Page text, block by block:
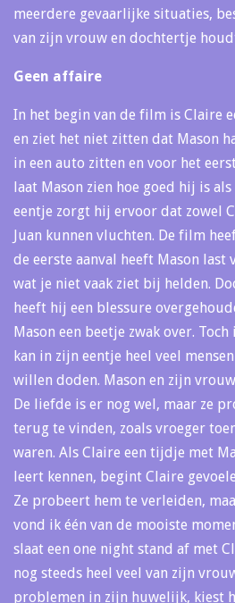
meerdere gevaarlijke situaties,
van zijn vrouw en dochtertje
Geen affaire
In het begin van de film is Claire
en ziet het niet zitten dat Mason
in een auto zitten en voor het
laat Mason zien hoe goed hij is
eentje zorgt hij ervoor dat zowel
Juan kunnen vluchten. De film
de eerste aanval heeft Mason last
wat je niet vaak ziet bij helden.
heeft hij een blessure
Mason een beetje zwak over.
kan in zijn eentje heel veel
willen doden. Mason en zijn
De liefde is er nog wel, maar ze
terug te vinden, zoals vroeger
waren. Als Claire een tijdje met
leert kennen, begint Claire
Ze probeert hem te verleiden,
vond ik één van de mooiste
slaat een one night stand af met
nog steeds heel veel van zijn
problemen in zijn huwelijk, kiest